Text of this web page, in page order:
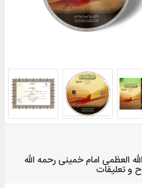
العظمی امام خمینی رحمه الله
و تعلیقات